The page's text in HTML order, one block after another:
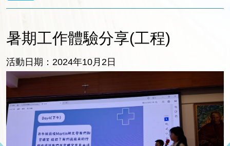
暑期工作體驗分享(工程)
活動日期：2024年10月2日